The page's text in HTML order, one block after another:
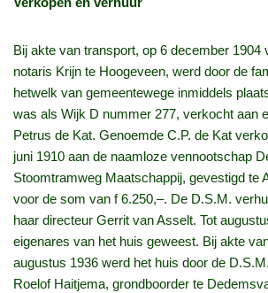
Bij akte van transport, op 6 december 1904
notaris Krijn te Hoogeveen, werd door de
hetwelk van gemeentewege inmiddels
was als Wijk D nummer 277, verkocht aan
Petrus de Kat. Genoemde C.P. de Kat
juni 1910 aan de naamloze vennootschap
Stoomtramweg Maatschappij, gevestigd te
voor de som van f 6.250,–. De D.S.M.
haar directeur Gerrit van Asselt. Tot
eigenares van het huis geweest. Bij akte
augustus 1936 werd het huis door de
Roelof Haitjema, grondboorder te